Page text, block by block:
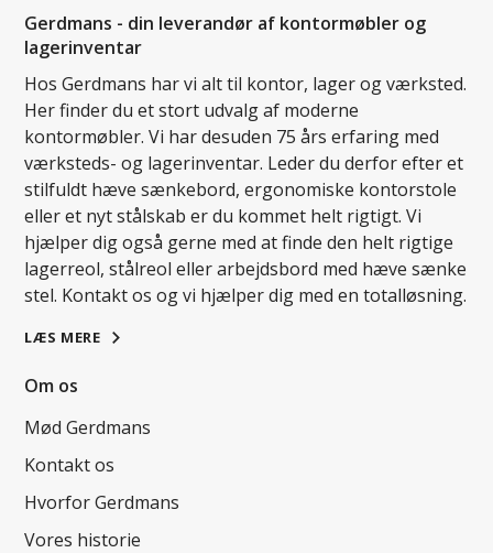
Gerdmans - din leverandør af kontormøbler og
lagerinventar
Hos Gerdmans har vi alt til kontor, lager og værksted.
Her finder du et stort udvalg af moderne
kontormøbler. Vi har desuden 75 års erfaring med
værksteds- og lagerinventar. Leder du derfor efter et
stilfuldt hæve sænkebord, ergonomiske kontorstole
eller et nyt stålskab er du kommet helt rigtigt. Vi
hjælper dig også gerne med at finde den helt rigtige
lagerreol, stålreol eller arbejdsbord med hæve sænke
stel. Kontakt os og vi hjælper dig med en totalløsning.
LÆS MERE
Om os
Mød Gerdmans
Kontakt os
Hvorfor Gerdmans
Vores historie